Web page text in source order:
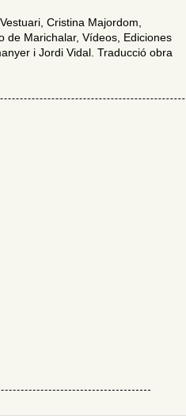
Cristina Majordom,
de Marichalar, Vídeos, Ediciones
i Jordi Vidal. Traducció obra